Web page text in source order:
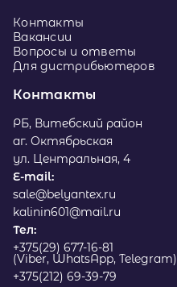
Контакты
Вакансии
Вопросы и ответы
Для дистрибьютеров
Контакты
РБ, Витебский район
аг. Октябрьская
ул. Центральная, 4
Тел:
+375(29) 677-16-81
(Viber, WhatsApp, Telegram)
+375(212) 69-39-79
E-mail:
sale@belyantex.ru
kalinin601@mail.ru